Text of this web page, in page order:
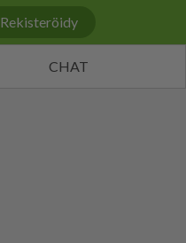
Rekisteröidy
CHAT